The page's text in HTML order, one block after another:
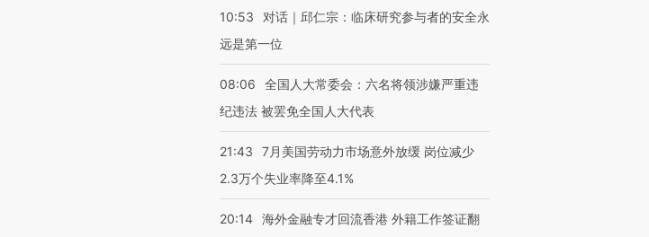
10:53
对话｜邱仁宗：临床研究参与者的安全永
远是第一位
08:06
全国人大常委会：六名将领涉嫌严重违
纪违法 被罢免全国人大代表
21:43
7月美国劳动力市场意外放缓 岗位减少
2.3万个失业率降至4.1%
20:14 海外金融专才回流香港 外籍工作签证翻